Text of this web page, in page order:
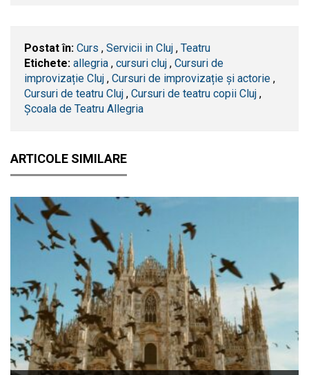
Postat în: Curs , Servicii in Cluj , Teatru
Etichete: allegria , cursuri cluj , Cursuri de
improvizație Cluj , Cursuri de improvizație și actorie ,
Cursuri de teatru Cluj , Cursuri de teatru copii Cluj ,
Școala de Teatru Allegria
ARTICOLE SIMILARE